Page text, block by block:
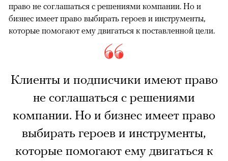
право не соглашаться с решениями компании. Но и
бизнес имеет право выбирать героев и инструменты,
которые помогают ему двигаться к поставленной цели.
Клиенты и подписчики имеют право
не соглашаться с решениями
компании. Но и бизнес имеет право
выбирать героев и инструменты,
которые помогают ему двигаться к